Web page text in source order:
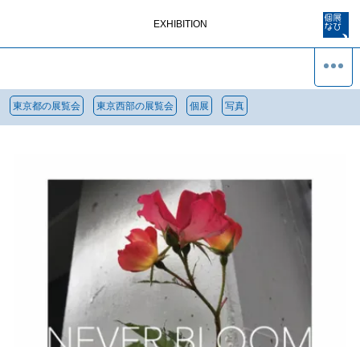
EXHIBITION
東京都の展覧会 東京西部の展覧会 個展 写真